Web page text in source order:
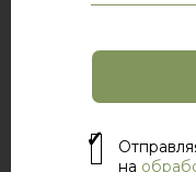
на